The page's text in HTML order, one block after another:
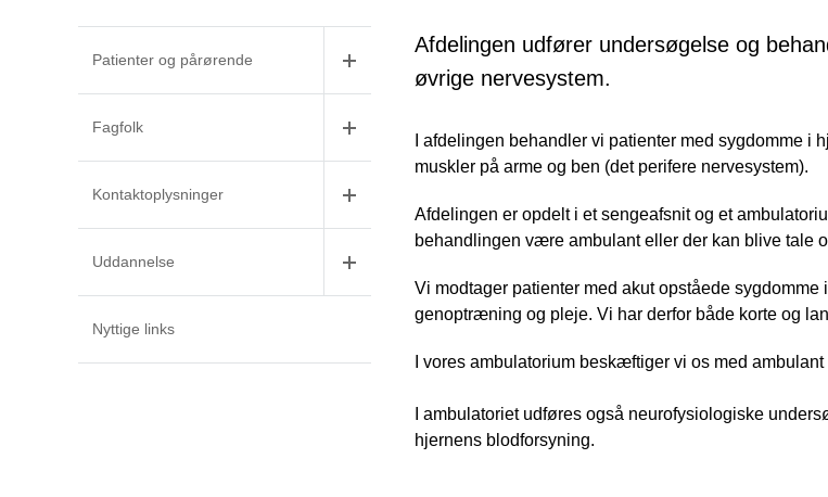
Patienter og pårørende
Fagfolk
Kontaktoplysninger
Uddannelse
Nyttige links
Afdelingen udfører undersøgelse og
øvrige nervesystem.
I afdelingen behandler vi patienter med sygdomme i
muskler på arme og ben (det perifere nervesystem).
Afdelingen er opdelt i et sengeafsnit og et
behandlingen være ambulant eller der kan blive tale
Vi modtager patienter med akut opståede
genoptræning og pleje. Vi har derfor både korte og
​I vores ambulatorium beskæftiger vi os med
I ambulatoriet udføres også neurofysiologiske
hjernens blodforsyning.